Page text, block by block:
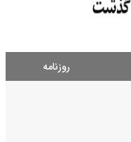
روزنامه